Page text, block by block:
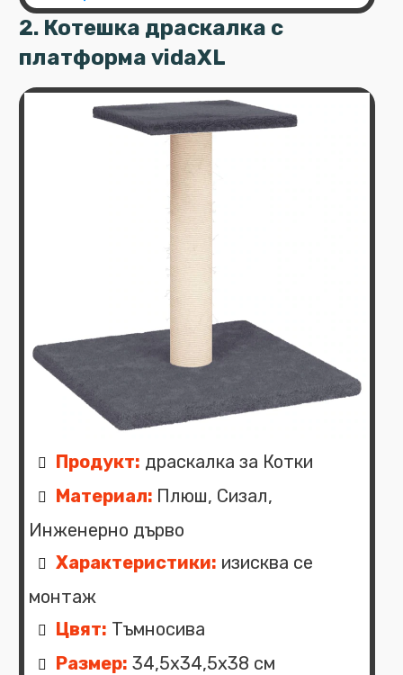
2. Котешка драскалка с
платформа vidaXL
Продукт: драскалка за Котки
Материал: Плюш, Сизал,
Инженерно дърво
Характеристики: изисква се
монтаж
Цвят: Тъмносива
Размер: 34,5x34,5x38 см